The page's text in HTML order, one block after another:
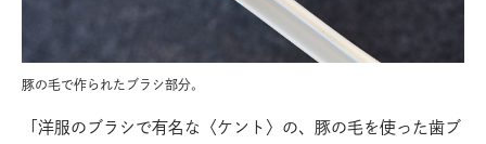
豚の毛で作られたブラシ部分。
「洋服のブラシで有名な〈ケント〉の、豚の毛を使った歯ブ